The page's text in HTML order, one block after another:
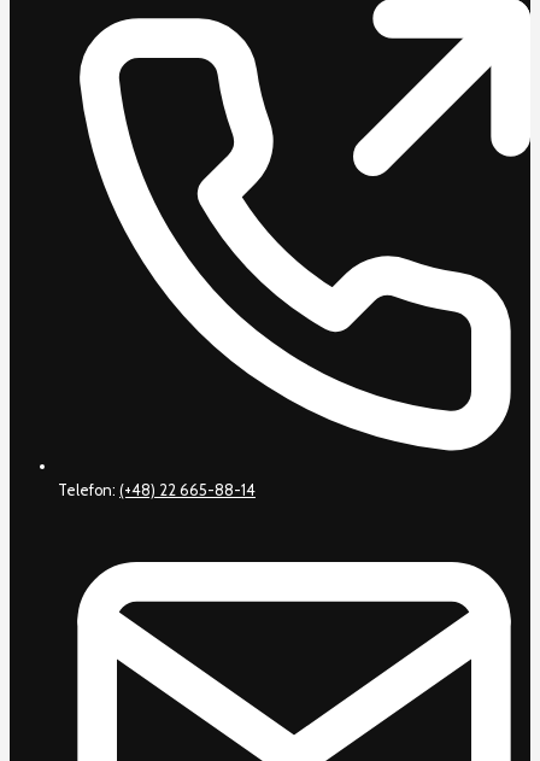
Telefon: (+48) 22 665-88-14